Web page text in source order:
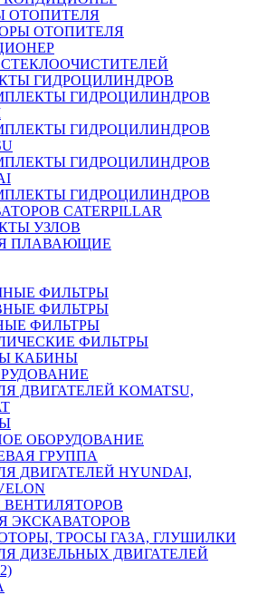
ОТОПИТЕЛЯ
ОТОПИТЕЛЯ
ГИДРОЦИЛИНДРОВ
ГИДРОЦИЛИНДРОВ
ГИДРОЦИЛИНДРОВ
ГИДРОЦИЛИНДРОВ
ГИДРОЦИЛИНДРОВ
CATERPILLAR
УЗЛОВ
ПЛАВАЮЩИЕ
ФИЛЬТРЫ
ФИЛЬТРЫ
ФИЛЬТРЫ
ФИЛЬТРЫ
КАБИНЫ
ДВИГАТЕЛЕЙ KOMATSU,
ОБОРУДОВАНИЕ
ГРУППА
ДВИГАТЕЛЕЙ HYUNDAI,
ВЕНТИЛЯТОРОВ
ЭКСКАВАТОРОВ
ТРОСЫ ГАЗА, ГЛУШИЛКИ
ДИЗЕЛЬНЫХ ДВИГАТЕЛЕЙ